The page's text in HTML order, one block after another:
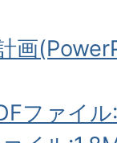
画
ファイ